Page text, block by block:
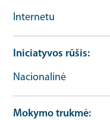
Internetu
Iniciatyvos rūšis
Nacionalinė
Mokymo trukmė